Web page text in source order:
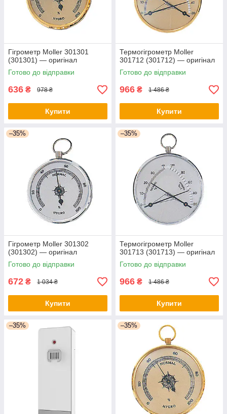
Гігрометр Moller 301301
(301301) — оригінал
Готово до відправки
636 ₴ 978 ₴
Купити
Термогігрометр Moller
301712 (301712) — оригінал
Готово до відправки
966 ₴ 1 486 ₴
Купити
–35%
Гігрометр Moller 301302
(301302) — оригінал
Готово до відправки
672 ₴ 1 034 ₴
Купити
–35%
Термогігрометр Moller
301713 (301713) — оригінал
Готово до відправки
966 ₴ 1 486 ₴
Купити
–35% –35%